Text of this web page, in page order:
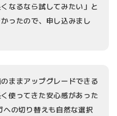
なるなら試してみたい」と
ったので、申し込みまし
ままアップグレードできる
使ってきた安心感があった
の切り替えも自然な選択